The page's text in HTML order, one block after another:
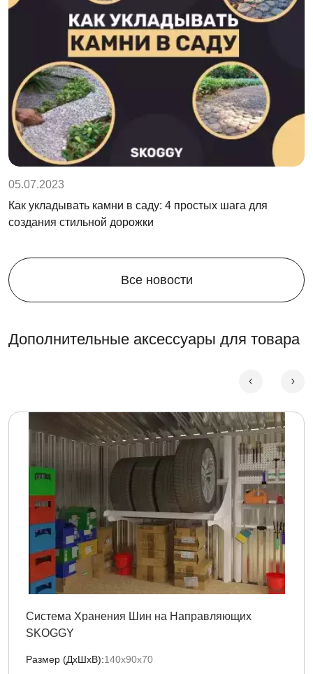
05.07.2023
Как укладывать камни в саду: 4 простых шага для
создания стильной дорожки
Все новости
Дополнительные аксессуары для товара
Система Хранения Шин на Направляющих
SKOGGY
Размер (ДxШxВ):140х90х70